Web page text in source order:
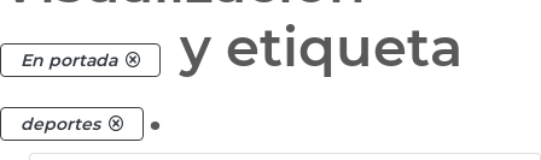
En portada y etiqueta
deportes .